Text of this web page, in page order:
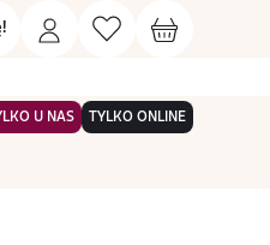
U NAS TYLKO ONLINE